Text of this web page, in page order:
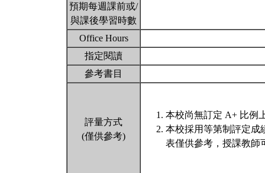
預期每週課前或/
與課後學習時數
Office Hours
指定閱讀
參考書目
評量方式
(僅供參考)
本校尚無訂定 A+ 比例
本校採用等第制評定成
表僅供參考，授課教師